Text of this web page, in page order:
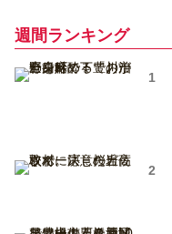
週間ランキング